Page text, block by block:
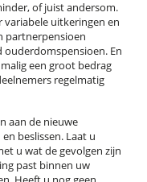
of juist andersom.
variabele uitkeringen en
partnerpensioen
En
een groot bedrag
regelmatig
aan de nieuwe
beslissen. Laat u
u wat de gevolgen zijn
past binnen uw